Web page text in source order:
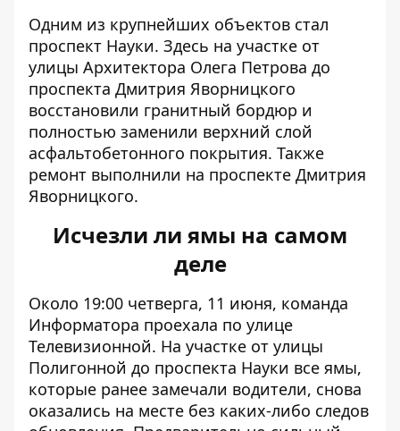
Одним из крупнейших объектов стал
проспект Науки. Здесь на участке от
улицы Архитектора Олега Петрова до
проспекта Дмитрия Яворницкого
восстановили гранитный бордюр и
полностью заменили верхний слой
асфальтобетонного покрытия. Также
ремонт выполнили на проспекте Дмитрия
Яворницкого.
Исчезли ли ямы на самом
деле
Около 19:00 четверга, 11 июня, команда
Информатора проехала по улице
Телевизионной. На участке от улицы
Полигонной до проспекта Науки все ямы,
которые ранее замечали водители, снова
оказались на месте без каких-либо следов